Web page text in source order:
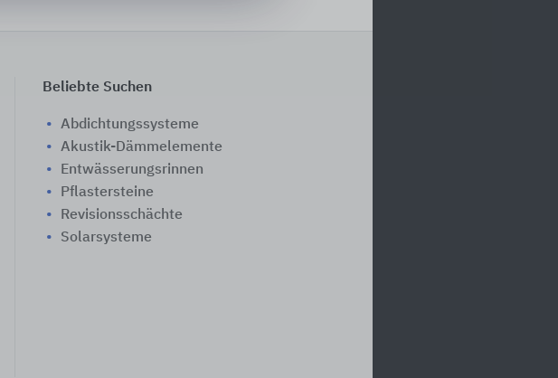
Beliebte Suchen
Abdichtungssysteme
Akustik-Dämmelemente
Entwässerungsrinnen
Pflastersteine
Revisionsschächte
Solarsysteme